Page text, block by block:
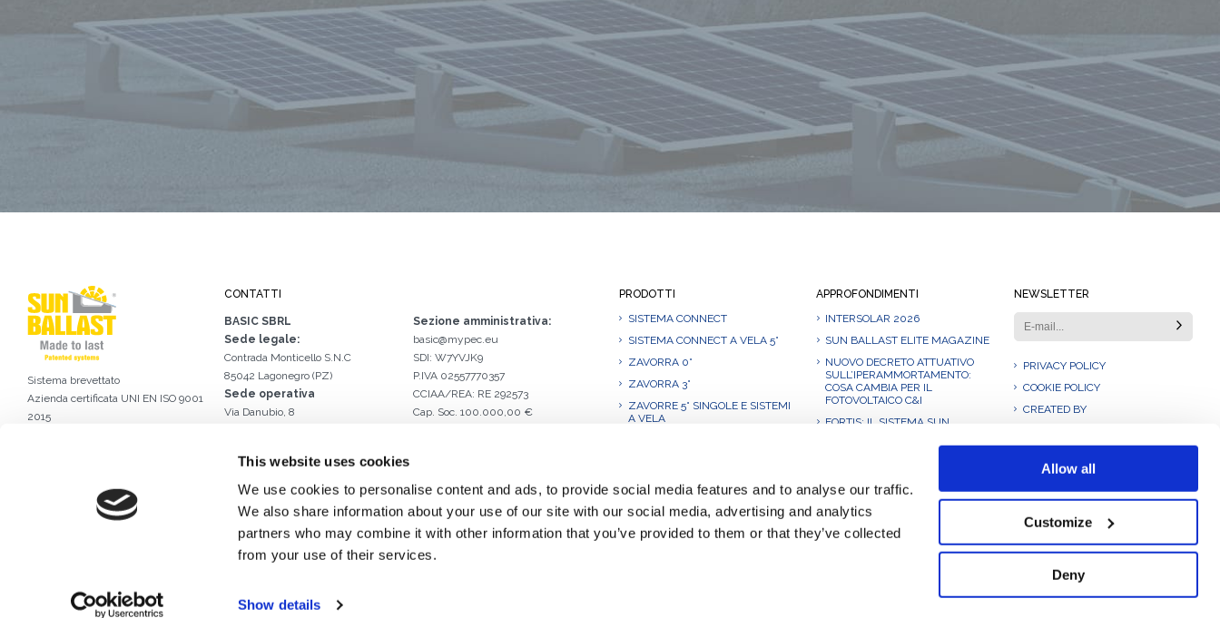
This website uses cookies
We use cookies to personalise content and ads, to provide social media features and to analyse our traffic.
We also share information about your use of our site with our social media, advertising and analytics
partners who may combine it with other information that you’ve provided to them or that they’ve collected
from your use of their services.
Show details
Allow all
Customize
Deny
Rimani sempre informato
Sistema brevettato
Azienda certificata UNI EN ISO 9001
2015
CONTATTI
BASIC SBRL
Sede legale:
Contrada Monticello S.N.C
85042 Lagonegro (PZ)
Sede operativa
Via Danubio, 8
Email.info@sunballast.com
Scrivici su WhatsApp
Sezione amministrativa:
basic@mypec.eu
SDI: W7YVJK9
P.IVA 02557770357
CCIAA/REA: RE 292573
Cap. Soc. 100.000,00 €
PRODOTTI
SISTEMA CONNECT
SISTEMA CONNECT A VELA 5°
ZAVORRA 0°
ZAVORRA 3°
ZAVORRE 5° SINGOLE E SISTEMI
A VELA
ZAVORRE 10° SINGOLE E SISTEMI
A VELA
ZAVORRA 15°
ZAVORRA 20°
APPROFONDIMENTI
INTERSOLAR 2026
SUN BALLAST ELITE MAGAZINE
NUOVO DECRETO ATTUATIVO
SULL’IPERAMMORTAMENTO:
COSA CAMBIA PER IL
FOTOVOLTAICO C&I
FORTIS: IL SISTEMA SUN
RESISTERE ALLE CONDIZIONI PIÙ
SUN BALLAST PRESENTA
FORTIS: PROGETTATO PER
RESISTERE ALLE CONDIZIONI PIÙ
ESTREME
NEWSLETTER
PRIVACY POLICY
COOKIE POLICY
CREATED BY